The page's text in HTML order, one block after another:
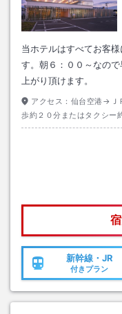
当ホテルはすべてお客
す。朝６：００～なの
上がり頂けます。
アクセス： 仙台空港→Ｊ
歩約２０分またはタクシー
新幹線・JR
付きプラン